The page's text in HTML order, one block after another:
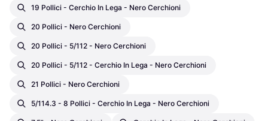
19 Pollici - Cerchio In Lega - Nero Cerchioni
20 Pollici - Nero Cerchioni
20 Pollici - 5/112 - Nero Cerchioni
20 Pollici - 5/112 - Cerchio In Lega - Nero Cerchioni
21 Pollici - Nero Cerchioni
5/114.3 - 8 Pollici - Cerchio In Lega - Nero Cerchioni